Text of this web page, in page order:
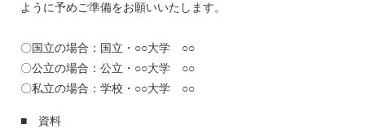
ように予めご準備をお願いいたします。
〇国立の場合：国立・○○大学 ○○
〇公立の場合：公立・○○大学 ○○
〇私立の場合：学校・○○大学 ○○
■ 資料